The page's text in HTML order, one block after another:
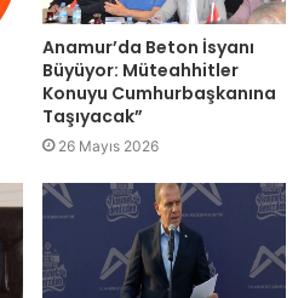
Anamur’da Beton İsyanı
Büyüyor: Müteahhitler
Konuyu Cumhurbaşkanına
Taşıyacak”
26 Mayıs 2026